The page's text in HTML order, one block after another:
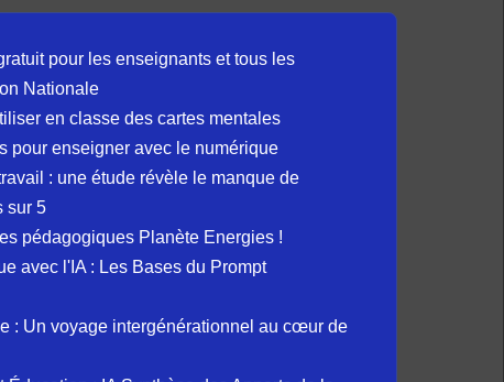
pour les enseignants et tous les
Nationale
en classe des cartes mentales
pour enseigner avec le numérique
: une étude révèle le manque de
sur 5
pédagogiques Planète Energies !
avec l'IA : Les Bases du Prompt
: Un voyage intergénérationnel au cœur de